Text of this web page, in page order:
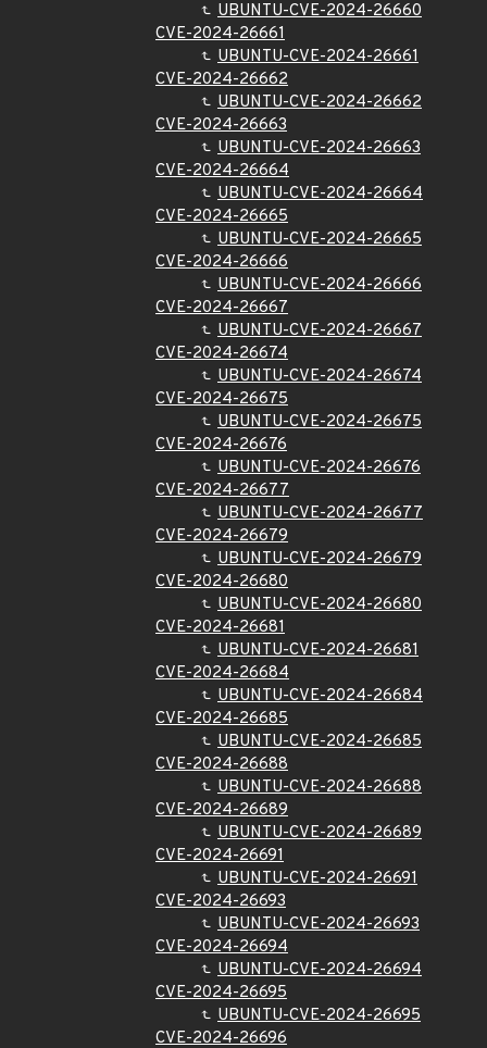
UBUNTU-CVE-2024-26660
CVE-2024-26661
UBUNTU-CVE-2024-26661
CVE-2024-26662
UBUNTU-CVE-2024-26662
CVE-2024-26663
UBUNTU-CVE-2024-26663
CVE-2024-26664
UBUNTU-CVE-2024-26664
CVE-2024-26665
UBUNTU-CVE-2024-26665
CVE-2024-26666
UBUNTU-CVE-2024-26666
CVE-2024-26667
UBUNTU-CVE-2024-26667
CVE-2024-26674
UBUNTU-CVE-2024-26674
CVE-2024-26675
UBUNTU-CVE-2024-26675
CVE-2024-26676
UBUNTU-CVE-2024-26676
CVE-2024-26677
UBUNTU-CVE-2024-26677
CVE-2024-26679
UBUNTU-CVE-2024-26679
CVE-2024-26680
UBUNTU-CVE-2024-26680
CVE-2024-26681
UBUNTU-CVE-2024-26681
CVE-2024-26684
UBUNTU-CVE-2024-26684
CVE-2024-26685
UBUNTU-CVE-2024-26685
CVE-2024-26688
UBUNTU-CVE-2024-26688
CVE-2024-26689
UBUNTU-CVE-2024-26689
CVE-2024-26691
UBUNTU-CVE-2024-26691
CVE-2024-26693
UBUNTU-CVE-2024-26693
CVE-2024-26694
UBUNTU-CVE-2024-26694
CVE-2024-26695
UBUNTU-CVE-2024-26695
CVE-2024-26696